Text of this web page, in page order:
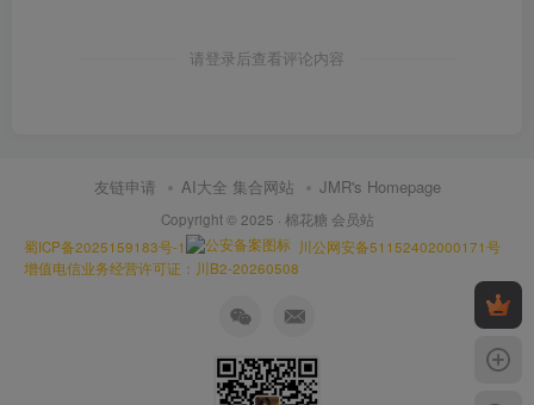
请登录后查看评论内容
友链申请 AI大全 集合网站 JMR's Homepage
Copyright © 2025 · 棉花糖 会员站
蜀ICP备2025159183号-1
川公网安备51152402000171号
增值电信业务经营许可证：川B2-20260508